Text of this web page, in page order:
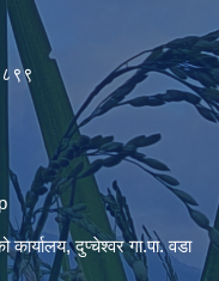
कार्यालय, दुप्चेश्वर गा.पा. वडा